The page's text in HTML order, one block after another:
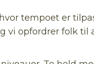
tempoet er
vi opfordrer folk